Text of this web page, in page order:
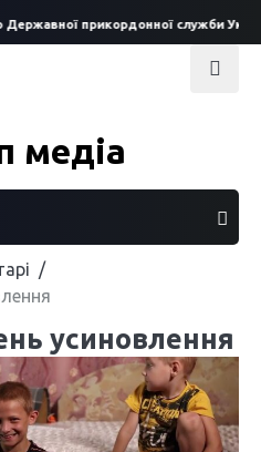
прикордонної служби України
медіа
усиновлення